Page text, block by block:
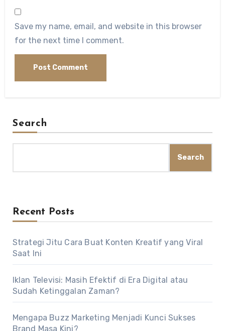
Save my name, email, and website in this browser
for the next time I comment.
Search
Search
Recent Posts
Strategi Jitu Cara Buat Konten Kreatif yang Viral
Saat Ini
Iklan Televisi: Masih Efektif di Era Digital atau
Sudah Ketinggalan Zaman?
Mengapa Buzz Marketing Menjadi Kunci Sukses
Brand Masa Kini?